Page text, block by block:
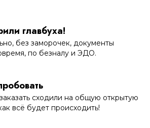
главбуха!
без заморочек, документы
по безналу и ЭДО.
сходили на общую открытую
всё будет происходить!